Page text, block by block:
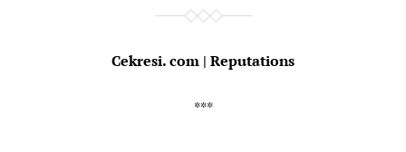
Cekresi. com | Reputations